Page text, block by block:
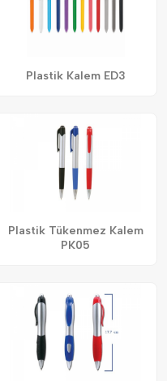
Plastik Kalem ED3
Plastik Tükenmez Kalem
PK05